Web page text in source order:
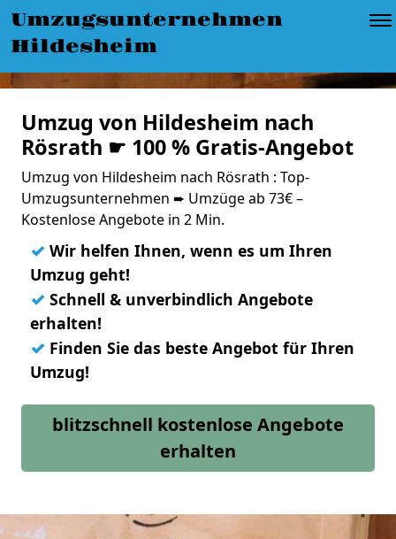
Umzugsunternehmen
Hildesheim
Umzug von Hildesheim nach
Rösrath ☛ 100 % Gratis-Angebot
Umzug von Hildesheim nach Rösrath : Top-
Umzugsunternehmen ➨ Umzüge ab 73€ –
Kostenlose Angebote in 2 Min.
✓ Wir helfen Ihnen, wenn es um Ihren
Umzug geht!
✓ Schnell & unverbindlich Angebote
erhalten!
✓ Finden Sie das beste Angebot für Ihren
Umzug!
blitzschnell kostenlose Angebote
erhalten